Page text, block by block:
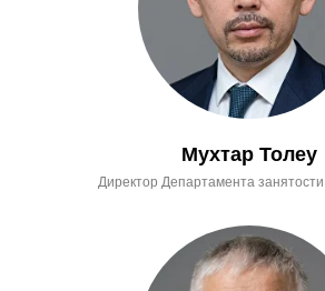
Мухтар Толеу
Директор Департамента